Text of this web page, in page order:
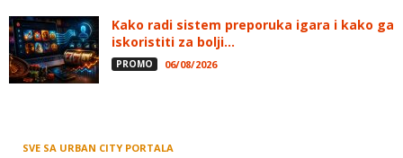
Kako radi sistem preporuka igara i kako ga
iskoristiti za bolji...
PROMO 06/08/2026
SVE SA URBAN CITY PORTALA